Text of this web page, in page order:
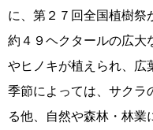
に、第２７回全国植樹祭
約４９ヘクタールの広大
やヒノキが植えられ、広
季節によっては、サクラ
る他、自然や森林・林業